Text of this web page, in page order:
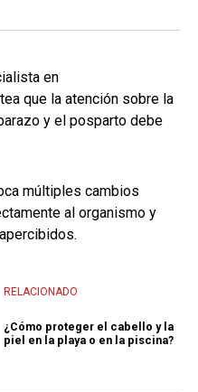
en
que la atención sobre la
y el posparto debe
múltiples cambios
al organismo y
RELACIONADO
¿Cómo proteger el cabello y la
piel en la playa o en la piscina?